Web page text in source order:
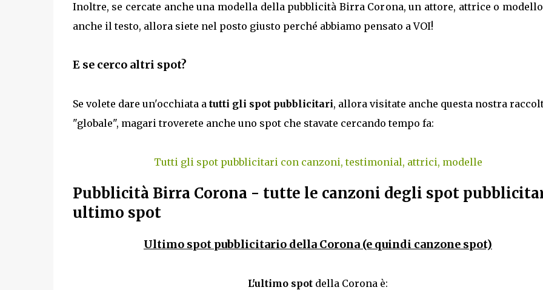
Inoltre, se cercate anche una modella della pubblicità Birra Corona, un attore, attrice o
anche il testo, allora siete nel posto giusto perché abbiamo pensato a VOI!
E se cerco altri spot?
Se volete dare un'occhiata a tutti gli spot pubblicitari, allora visitate anche questa nostra
"globale", magari troverete anche uno spot che stavate cercando tempo fa:
Tutti gli spot pubblicitari con canzoni, testimonial, attrici, modelle
Pubblicità Birra Corona - tutte le canzoni degli spot
ultimo spot
Ultimo spot pubblicitario della Corona (e quindi canzone spot)
L'ultimo spot della Corona è: